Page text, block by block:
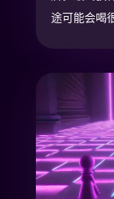
途可能会喝